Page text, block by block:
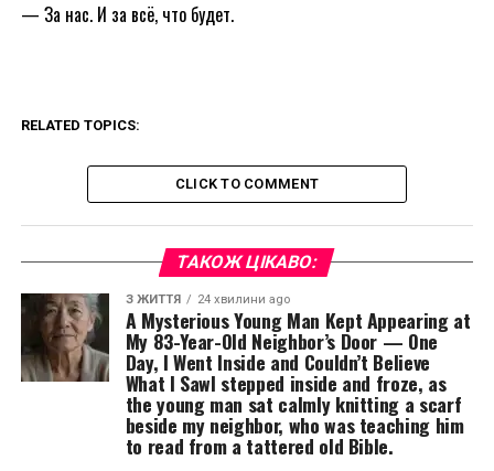
— За нас. И за всё, что будет.
RELATED TOPICS:
CLICK TO COMMENT
ТАКОЖ ЦІКАВО:
З ЖИТТЯ 24 хвилини ago
A Mysterious Young Man Kept Appearing at
My 83-Year-Old Neighbor’s Door — One
Day, I Went Inside and Couldn’t Believe
What I SawI stepped inside and froze, as
the young man sat calmly knitting a scarf
beside my neighbor, who was teaching him
to read from a tattered old Bible.